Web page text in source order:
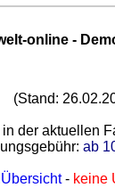
online -
(Stand:
in der aktuellen
ab
Übersicht- keine